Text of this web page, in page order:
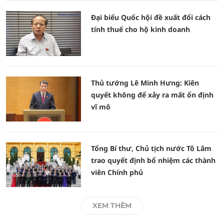
Đại biểu Quốc hội đề xuất đổi cách
tính thuế cho hộ kinh doanh
Thủ tướng Lê Minh Hưng: Kiên
quyết không để xảy ra mất ổn định
vĩ mô
Tổng Bí thư, Chủ tịch nước Tô Lâm
trao quyết định bổ nhiệm các thành
viên Chính phủ
XEM THÊM